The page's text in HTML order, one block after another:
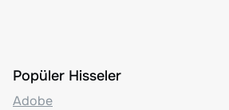
Popüler Hisseler
Adobe